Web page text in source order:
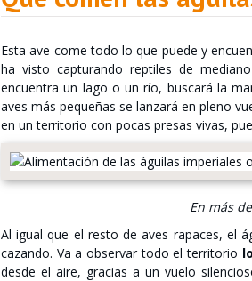
Esta ave come todo lo que puede y
ha visto capturando reptiles de
encuentra un lago o un río, buscará la
aves más pequeñas se lanzará en pleno
en un territorio con pocas presas vivas,
En más
Al igual que el resto de aves rapaces, el
cazando. Va a observar todo el territorio
desde el aire, gracias a un vuelo